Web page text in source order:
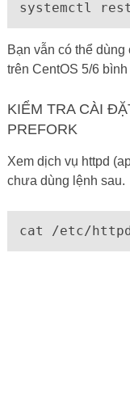
systemctl
Bạn vẫn có thể dùng
trên CentOS 5/6
KIỂM TRA CÀI
PREFORK
Xem dịch vụ httpd
chưa dùng lệnh sau.
cat /etc/